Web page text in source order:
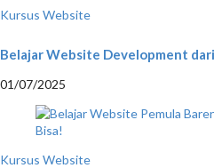
Kursus Website
Belajar Website Development
01/07/2025
Kursus Website